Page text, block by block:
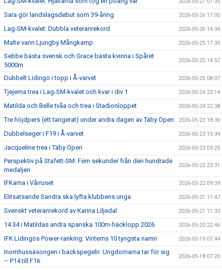
Sara gör landslagsdebut som 39-åring 2026-05-26 17:00
Lag-SM-kvalet: Dubbla veteranrekord 2026-05-26 14:34
Malte vann Ljungby Mångkamp 2026-05-25 17:35
Sebbe bästa svensk och Grace bästa kvinna i Spåret
5000m
2026-05-25 14:57
Dubbelt Lidingö i topp i Å-varvet 2026-05-25 08:07
Tjejerna trea i Lag-SM-kvalet och kvar i div 1 2026-05-24 23:14
Matilda och Belle tvåa och trea i Stadionloppet 2026-05-24 22:38
Tre höjdpers (ett tangerat) under andra dagen av Täby Open 2026-05-23 18:30
Dubbelseger i F19 i Å-varvet 2026-05-23 15:34
Jacqueline trea i Täby Open 2026-05-23 09:25
Perspektiv på Stafett-SM: Fem sekunder från den hundrade
medaljen
2026-05-22 23:31
IFKarna i Vårruset 2026-05-22 09:39
Elitsatsande Sandra ska lyfta klubbens unga 2026-05-21 11:47
Svenskt veteranrekord av Karina Liljedal 2026-05-21 11:33
14.34 i Matildas andra spanska 100m-häcklopp 2026 2026-05-20 22:46
IFK Lidingös Power-ranking: Vinterns 10 tyngsta namn 2026-05-19 07:44
Inomhussäsongen i backspegeln: Ungdomarna tar för sig
– P14 till F16
2026-05-18 07:20